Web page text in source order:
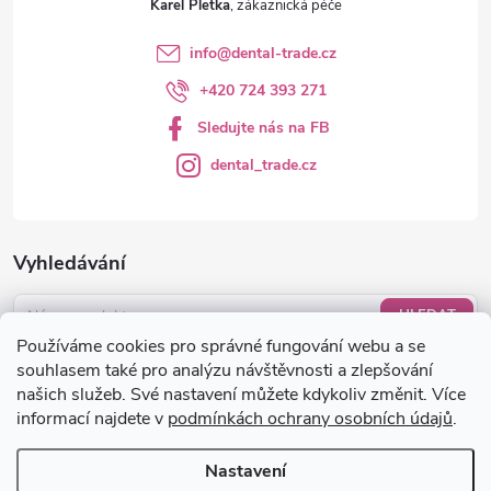
Používáme cookies pro správné fungování webu a se
souhlasem také pro analýzu návštěvnosti a zlepšování
našich služeb. Své nastavení můžete kdykoliv změnit. Více
informací najdete v podmínkách ochrany osobních údajů.
Nastavení
Vyhledávání
HLEDAT
Nákupní košík
0KS /0 KČ
Karel Pletka
info@dental-trade.cz
+420 724 393 271
Sledujte nás na FB
dental_trade.cz